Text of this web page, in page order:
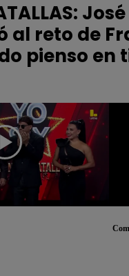
José
al reto de
pienso en